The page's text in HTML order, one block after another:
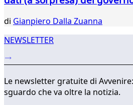
di Gianpiero Dalla Zuanna
NEWSLETTER
Le newsletter gratuite di
sguardo che va oltre la notizia.